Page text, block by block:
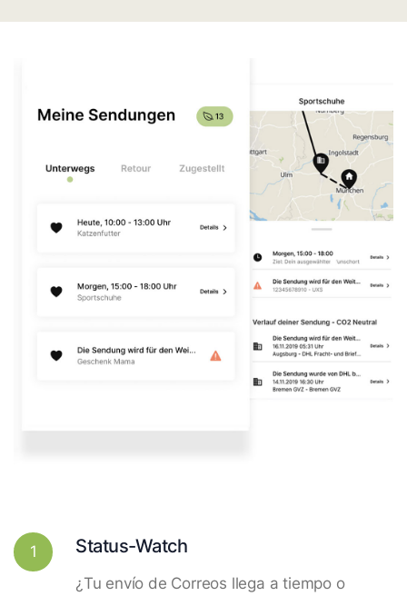
1 Status-Watch
¿Tu envío de Correos llega a tiempo o